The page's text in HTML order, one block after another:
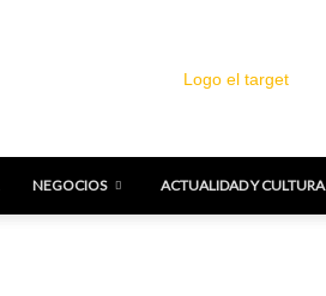
NEGOCIOS ACTUALIDAD Y CULTURA